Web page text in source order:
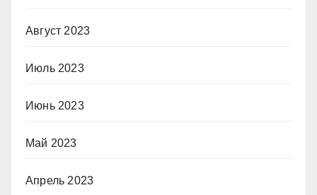
Август 2023
Июль 2023
Июнь 2023
Май 2023
Апрель 2023